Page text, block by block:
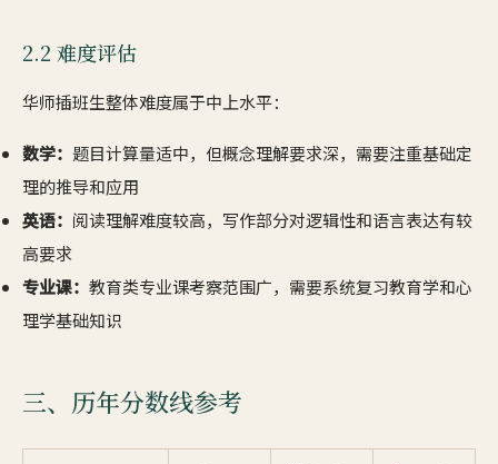
2.2 难度评估
华师插班生整体难度属于中上水平：
数学： 题目计算量适中，但概念理解要求深，需要注重基础定
理的推导和应用
英语： 阅读理解难度较高，写作部分对逻辑性和语言表达有较
高要求
专业课： 教育类专业课考察范围广，需要系统复习教育学和心
理学基础知识
三、历年分数线参考